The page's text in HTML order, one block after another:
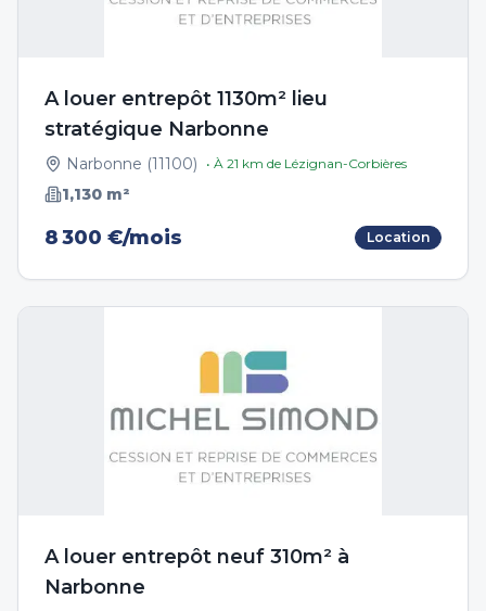
A louer entrepôt 1130m² lieu
stratégique Narbonne
Narbonne (11100) • À 21 km de Lézignan-Corbières
1,130 m²
8 300 €/mois Location
A louer entrepôt neuf 310m² à
Narbonne